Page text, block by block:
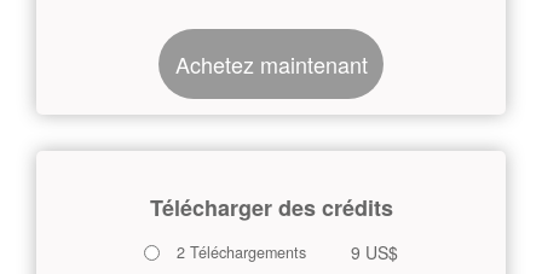
Achetez maintenant
Télécharger des crédits
2 Téléchargements 9 US$